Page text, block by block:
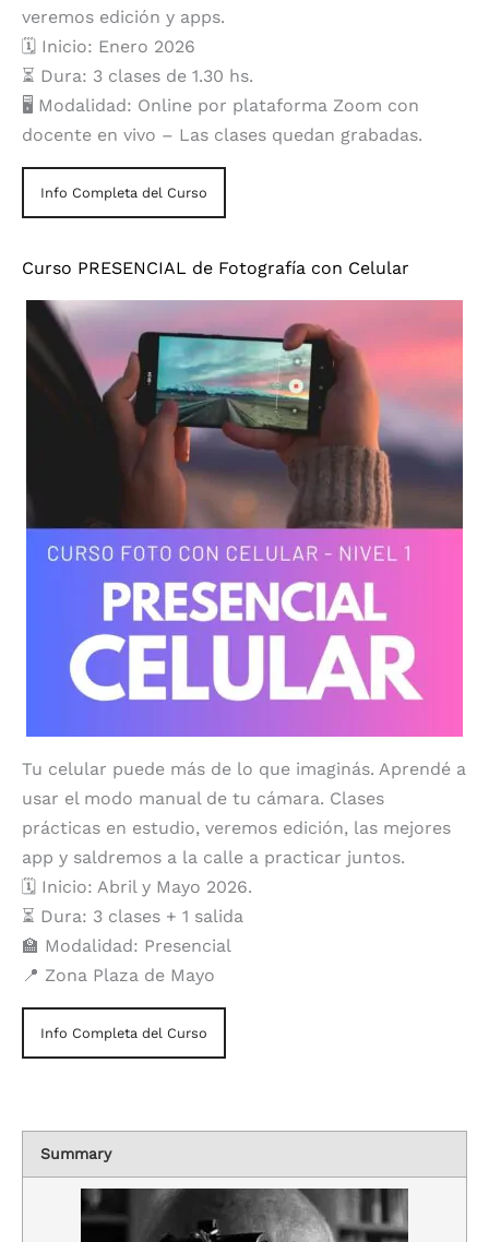
veremos edición y apps.
🗓️ Inicio: Enero 2026
⏳ Dura: 3 clases de 1.30 hs.
🖥️ Modalidad: Online por plataforma Zoom con
docente en vivo – Las clases quedan grabadas.
Info Completa del Curso
Curso PRESENCIAL de Fotografía con Celular
Tu celular puede más de lo que imaginás. Aprendé a
usar el modo manual de tu cámara. Clases
prácticas en estudio, veremos edición, las mejores
app y saldremos a la calle a practicar juntos.
🗓️ Inicio: Abril y Mayo 2026.
⏳ Dura: 3 clases + 1 salida
🏫 Modalidad: Presencial
📍 Zona Plaza de Mayo
Info Completa del Curso
Summary